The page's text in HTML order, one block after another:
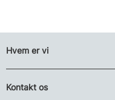
Hvem er vi
Kontakt os